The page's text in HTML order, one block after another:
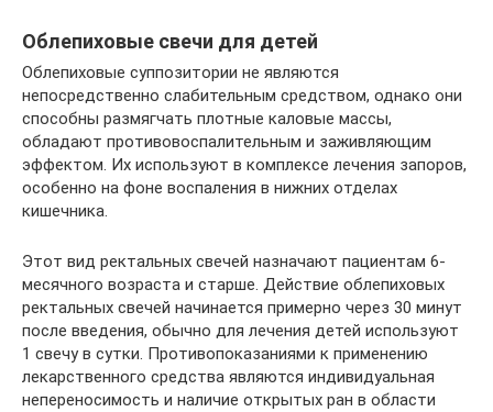
Облепиховые свечи для детей
Облепиховые суппозитории не являются
непосредственно слабительным средством, однако они
способны размягчать плотные каловые массы,
обладают противовоспалительным и заживляющим
эффектом. Их используют в комплексе лечения запоров,
особенно на фоне воспаления в нижних отделах
кишечника.
Этот вид ректальных свечей назначают пациентам 6-
месячного возраста и старше. Действие облепиховых
ректальных свечей начинается примерно через 30 минут
после введения, обычно для лечения детей используют
1 свечу в сутки. Противопоказаниями к применению
лекарственного средства являются индивидуальная
непереносимость и наличие открытых ран в области